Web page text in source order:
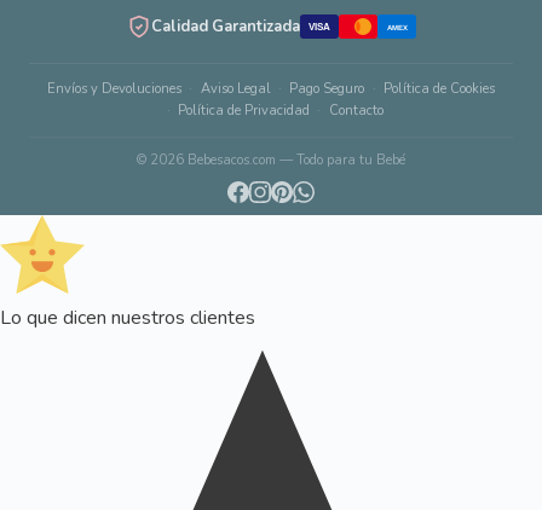
Calidad Garantizada VISA AMEX
Envíos y Devoluciones Aviso Legal Pago Seguro
Política de Cookies
Política de Privacidad
Contacto
© 2026 Bebesacos.com — Todo para tu Bebé
Lo que dicen nuestros clientes